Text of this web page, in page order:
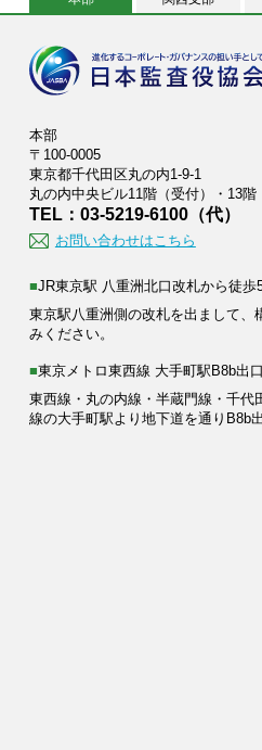
本部
〒100-0005
東京都千代田区丸の内1-9-1
丸の内中央ビル11階（受付）・13階
TEL：03-5219-6100（代）
お問い合わせはこちら
■JR東京駅 八重洲北口改札から徒歩
東京駅八重洲側の改札を出まして、
みください。
■東京メトロ東西線 大手町駅B8b出
東西線・丸の内線・半蔵門線・千代
線の大手町駅より地下道を通りB8b